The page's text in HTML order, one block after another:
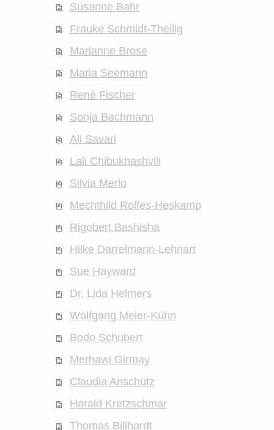
Susanne Bahr
Frauke Schmidt-Theilig
Marianne Brose
Maria Seemann
René Fischer
Sonja Bachmann
Ali Savari
Lali Chibukhashvili
Silvia Merlo
Mechthild Rolfes-Heskamp
Rigobert Bashisha
Hilke Darrelmann-Lehnart
Sue Hayward
Dr. Lida Helmers
Wolfgang Meier-Kühn
Bodo Schubert
Merhawi Girmay
Claudia Anschütz
Harald Kretzschmar
Thomas Billhardt